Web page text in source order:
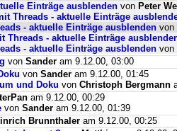
Einträge ausblenden von Peter
Threads - aktuelle Einträge
- aktuelle Einträge ausblenden von
Threads - aktuelle Einträge
- aktuelle Einträge ausblenden von
von Sander am 9.12.00, 03:00
von Sander am 9.12.00, 01:45
und Doku von Christoph Bergmann
am 9.12.00, 00:29
von Sander am 9.12.00, 01:39
Brunnthaler am 9.12.00, 00:25